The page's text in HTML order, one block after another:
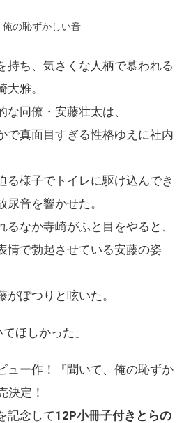
の恥ずかしい音
持ち、気さくな人柄で慕われる
雅。
同僚・安藤壮太は、
で真面目すぎる性格ゆえに社内
る様子でトイレに駆け込んでき
音を響かせた。
なか寺崎がふと目をやると、
情で勃起させている安藤の姿
ぽつりと呟いた。
ほしかった」
ュー作！『聞いて、俺の恥ずか
決定！
記念して12P小冊子付きとらの